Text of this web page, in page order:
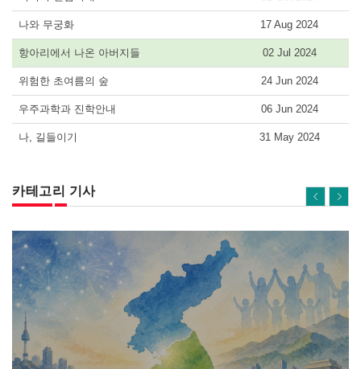
나와 무궁화 17 Aug 2024
항아리에서 나온 아버지들 02 Jul 2024
위험한 초여름의 숲 24 Jun 2024
우주과학과 진학안내 06 Jun 2024
나, 길들이기 31 May 2024
카테고리 기사